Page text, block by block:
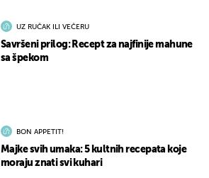
UZ RUČAK ILI VEČERU
Savršeni prilog: Recept za najfinije mahune
sa špekom
BON APPETIT!
Majke svih umaka: 5 kultnih recepata koje
moraju znati svi kuhari